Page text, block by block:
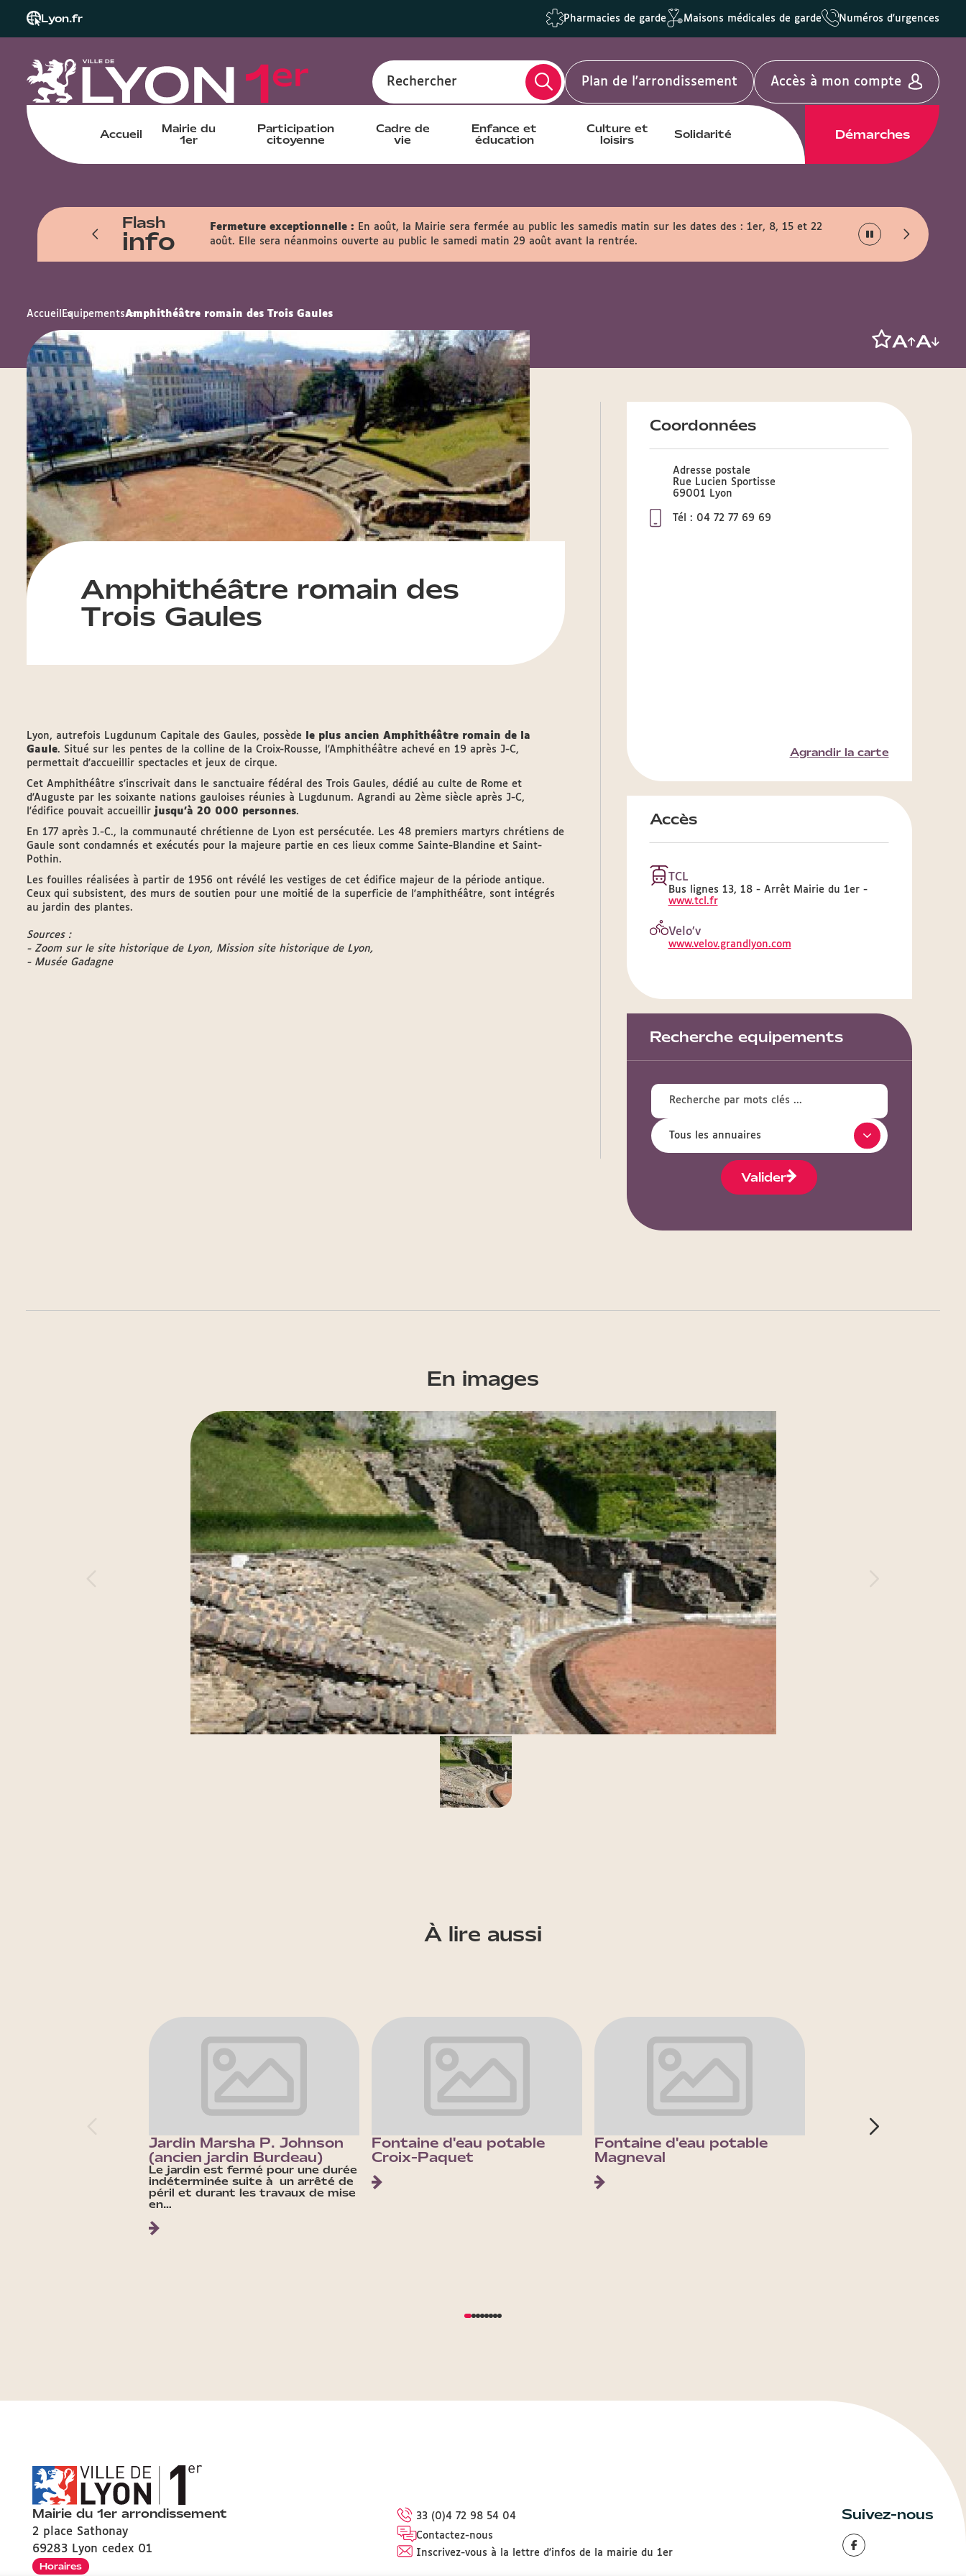
Lyon.fr Pharmacies de garde Maisons médicales de garde Numéros d'urgences
Rechercher Plan de l'arrondissement Accès à mon compte
Accueil
Mairie du
1er
Participation
citoyenne
Cadre de
vie
Enfance et
éducation
Culture et
loisirs
Solidarité Démarches
Flash
info Fermeture exceptionnelle :
En août, la Mairie sera fermée au public les samedis matin sur les dates des : 1er, 8, 15 et 22
août. Elle sera néanmoins ouverte au public le samedi matin 29 août avant la rentrée.
Horaires d'été :
Les portes seront
Accueil EquipementsAmphithéâtre romain des Trois Gaules
Amphithéâtre romain des
Trois Gaules
Lyon, autrefois Lugdunum Capitale des Gaules, possède le plus ancien Amphithéâtre romain de la
Gaule. Situé sur les pentes de la colline de la Croix-Rousse, l'Amphithéâtre achevé en 19 après J-C,
permettait d'accueillir spectacles et jeux de cirque.
Cet Amphithéâtre s'inscrivait dans le sanctuaire fédéral des Trois Gaules, dédié au culte de Rome et
d'Auguste par les soixante nations gauloises réunies à Lugdunum. Agrandi au 2ème siècle après J-C,
l'édifice pouvait accueillir jusqu'à 20 000 personnes.
En 177 après J.-C., la communauté chrétienne de Lyon est persécutée. Les 48 premiers martyrs chrétiens de
Gaule sont condamnés et exécutés pour la majeure partie en ces lieux comme Sainte-Blandine et Saint-
Pothin.
Les fouilles réalisées à partir de 1956 ont révélé les vestiges de cet édifice majeur de la période antique.
Ceux qui subsistent, des murs de soutien pour une moitié de la superficie de l'amphithéâtre, sont intégrés
au jardin des plantes.
Sources :
- Zoom sur le site historique de Lyon, Mission site historique de Lyon,
- Musée Gadagne
Coordonnées
Adresse postale
Rue Lucien Sportisse
69001 Lyon
Tél : 04 72 77 69 69
Agrandir la carte
Accès
TCL
Bus lignes 13, 18 - Arrêt Mairie du 1er -
www.tcl.fr
Velo’v
www.velov.grandlyon.com
Recherche equipements
Valider
En images
À lire aussi
Jardin Marsha P. Johnson
(ancien jardin Burdeau)
Le jardin est fermé pour une durée
indéterminée suite à un arrêté de
péril et durant les travaux de mise
en…
Fontaine d'eau potable
Croix-Paquet
Fontaine d'eau potable
Magneval
Mairie du 1er arrondissement
2 place Sathonay
69283 Lyon cedex 01
Horaires
33 (0)4 72 98 54 04
Contactez-nous
Inscrivez-vous à la lettre d'infos de la mairie du 1er
Suivez-nous